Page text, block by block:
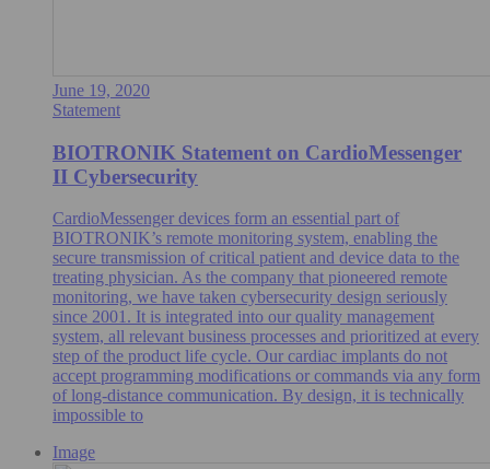
June 19, 2020
Statement
BIOTRONIK Statement on CardioMessenger
II Cybersecurity
CardioMessenger devices form an essential part of
BIOTRONIK’s remote monitoring system, enabling the
secure transmission of critical patient and device data to the
treating physician. As the company that pioneered remote
monitoring, we have taken cybersecurity design seriously
since 2001. It is integrated into our quality management
system, all relevant business processes and prioritized at every
step of the product life cycle. Our cardiac implants do not
accept programming modifications or commands via any form
of long-distance communication. By design, it is technically
impossible to
Image